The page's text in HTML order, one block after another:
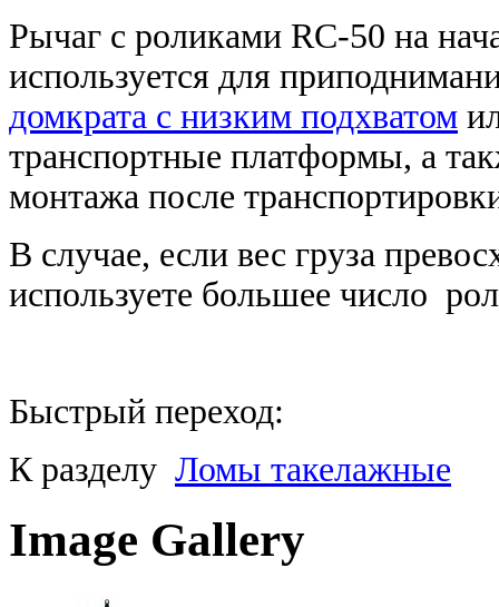
Рычаг с роликами RC-50 на
используется для
домкрата с низким подхватом
транспортные платформы, а
монтажа после
В случае, если вес груза
используете большее число
Быстрый переход:
К разделу Ломы такелажные
Image Gallery